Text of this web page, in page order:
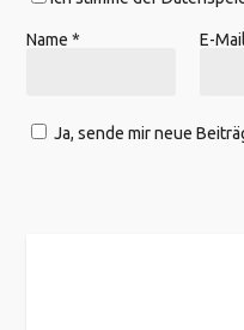
Name* E-
Ja, sende mir neue